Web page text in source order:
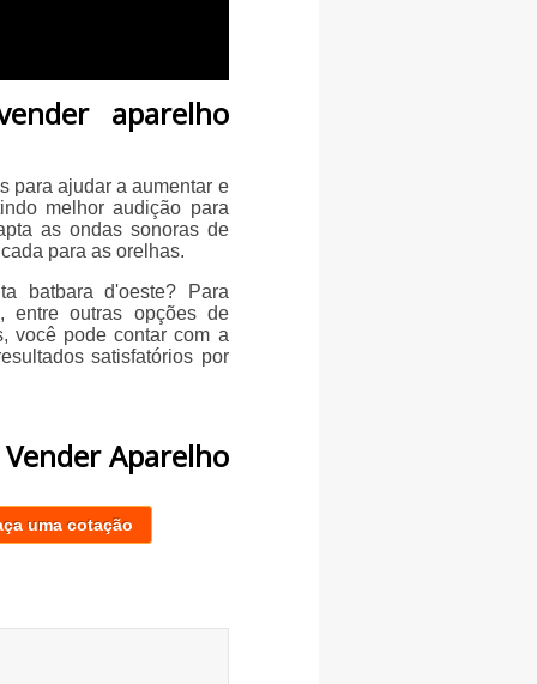
aparelho
para ajudar a aumentar e
melhor audição para
as ondas sonoras de
para as orelhas.
batbara d'oeste? Para
entre outras opções de
você pode contar com a
satisfatórios por
Aparelho
uma cotação